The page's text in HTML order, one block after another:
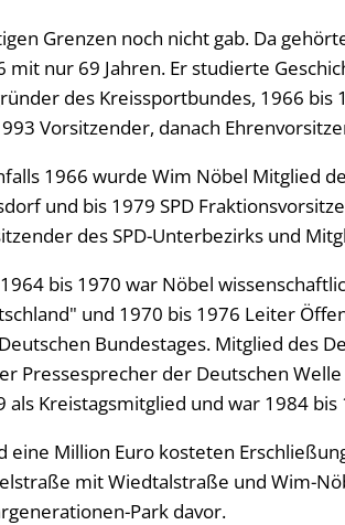
Grenzen noch nicht gab. Da
mit nur 69 Jahren. Er studierte
des Kreissportbundes, 1966 bis
Vorsitzender, danach
1966 wurde Wim Nöbel Mitglied
und bis 1979 SPD
des SPD-Unterbezirks und
bis 1970 war Nöbel
und 1970 bis 1976 Leiter
Bundestages. Mitglied des
Pressesprecher der Deutschen
als Kreistagsmitglied und war 1984 bis
eine Million Euro kosteten
mit Wiedtalstraße und Wim-
Park davor.